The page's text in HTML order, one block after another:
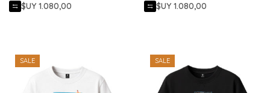
$UY 1.080,00
$UY 1.080,00
SALE SALE